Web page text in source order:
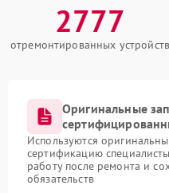
2777
отремонтированных устройств
Оригинальные
Используются
сертификацию
работу после ремонта и
обязательств